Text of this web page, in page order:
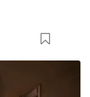
購買點數